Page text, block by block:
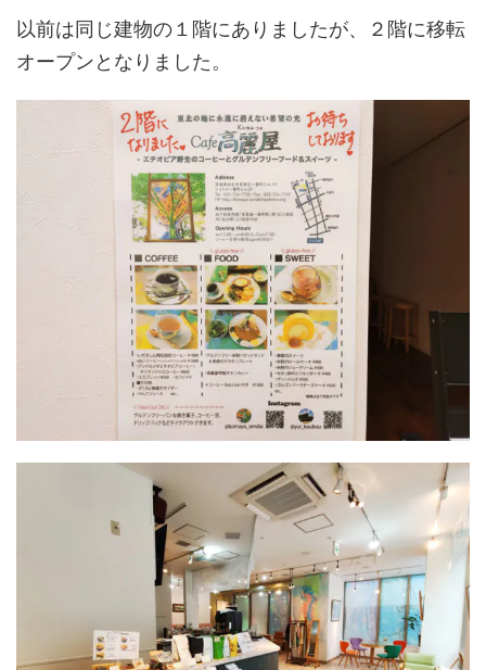
以前は同じ建物の１階にありましたが、２階に移転
オープンとなりました。